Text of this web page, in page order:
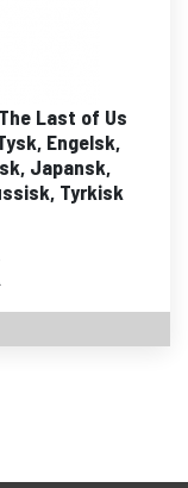
Last of Us
Engelsk,
Japansk,
Tyrkisk